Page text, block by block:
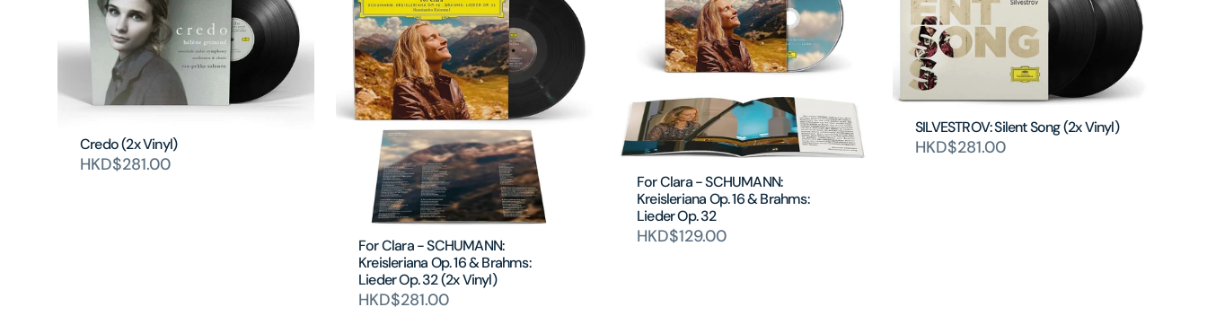
Credo (2x Vinyl)
HKD$281.00
For Clara - SCHUMANN:
Kreisleriana Op. 16 & Brahms:
Lieder Op. 32 (2x Vinyl)
HKD$281.00
For Clara - SCHUMANN:
Kreisleriana Op. 16 & Brahms:
Lieder Op. 32
HKD$129.00
SILVESTROV: Silent Song (2x Vinyl)
HKD$281.00